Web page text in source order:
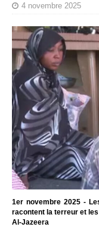
4 novembre 2025
1er novembre 2025 -
racontent la terreur et
Al-Jazeera